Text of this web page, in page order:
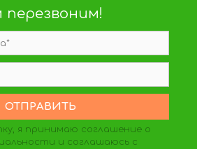
я принимаю соглашение о
и соглашаюсь с